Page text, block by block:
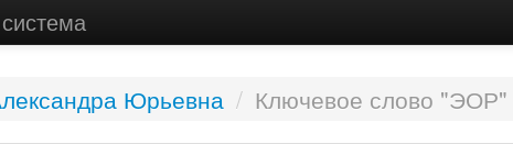
Юрьевна / Ключевое слово "ЭОР"